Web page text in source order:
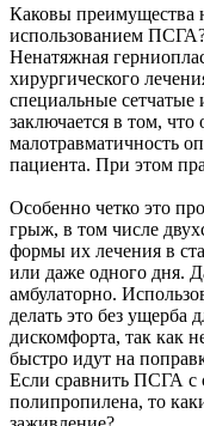
Каковы преимущества
использованием
Ненатяжная
хирургического
специальные
заключается в том, что
малотравматичность
пациента. При этом
Особенно четко это
грыж, в том числе
формы их лечения в
или даже одного дня.
амбулаторно.
делать это без
дискомфорта, так как
быстро идут на
Если сравнить ПСГА с
полипропилена, то